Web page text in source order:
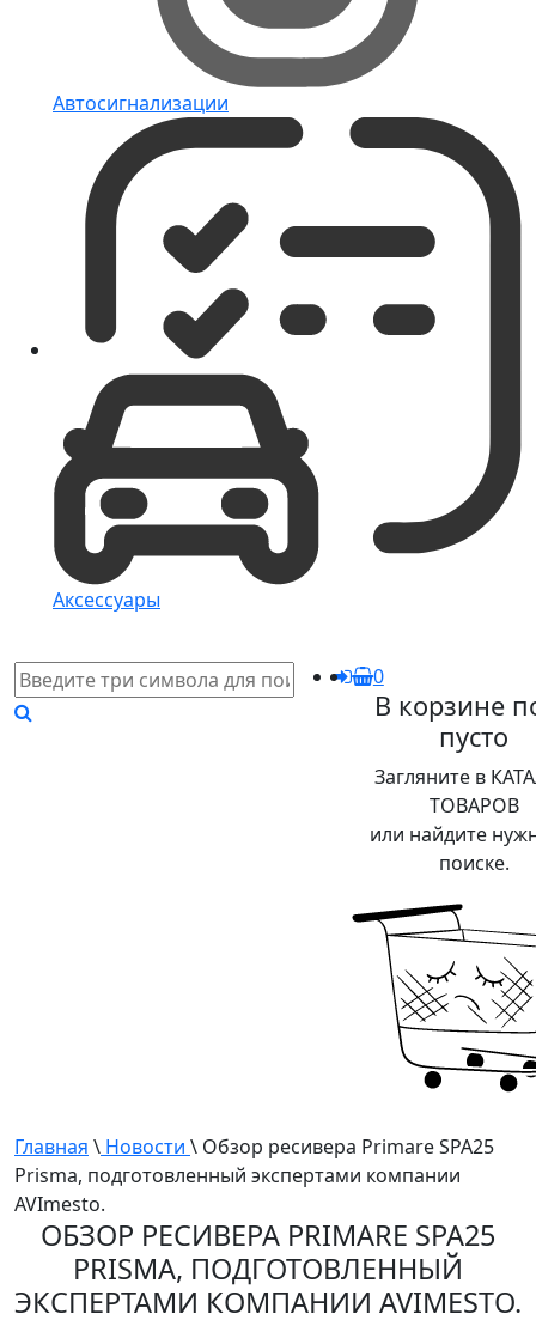
Автосигнализации
Аксессуары
0
В корзине
пусто
Загляните в
ТОВАРОВ
или найдите
поиске.
Главная \ Новости \ Обзор ресивера Primare SPA25
Prisma, подготовленный экспертами компании
AVImesto.
ОБЗОР РЕСИВЕРА PRIMARE SPA25
PRISMA, ПОДГОТОВЛЕННЫЙ
ЭКСПЕРТАМИ КОМПАНИИ AVIMESTO.